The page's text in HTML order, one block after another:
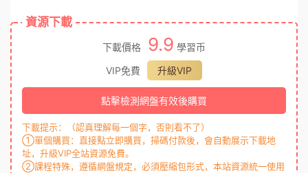
資源下載
下載價格 9.9 學習币
VIP免費
升級VIP
點擊檢測網盤有效後購買
下載提示：（認真理解每一個字，否則看不了）
①單個購買：直接點立即購買，掃碼付款後，會自動展示下載地
址，升級VIP全站資源免費。
②課程特殊，遵循網盤規定，必須壓縮包形式，本站資源統一使用